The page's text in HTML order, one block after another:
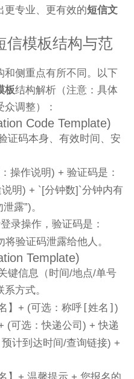
更专业、更有效的短信文
信模板结构与范
和侧重点有所不同。以下
板结构解析（注意：具体
调整）：
Code Template)
证码本身、有效时间、安
操作说明) + 验证码是：
明) + `[分钟数]`分钟内有
露”)。
录操作，验证码是：
将验证码泄露给他人。
Template)
键信息（时间/地点/单号
方式。
】+ (可选：称呼 [姓名])
(可选：快递公司) + 快递
计到达时间/查询链接) +